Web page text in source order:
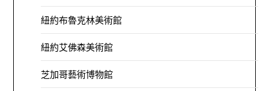
紐約布魯克林美術館
紐約艾佛森美術館
芝加哥藝術博物館